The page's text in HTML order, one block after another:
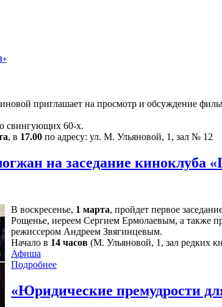
приглашает на просмотр и обсуждение
свингующих 60-х.
, в 17.00 по адресу: ул. М. Ульяновой, 1, зал № 12
на заседание киноклуба
В воскресенье, 1 марта, пройдет первое
Рощенье, иереем Сергием Ермолаевым, а также
режиссером Андреем Звягинцевым.
Начало в 14 часов (М. Ульяновой, 1, зал редких
Афиша
Подробнее
«Юридические премудрости